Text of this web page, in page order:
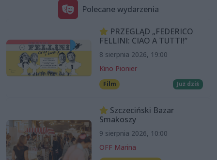
Polecane wydarzenia
PRZEGLĄD „FEDERICO
FELLINI: CIAO A TUTTI!”
8 sierpnia 2026, 19:00
Kino Pionier
Film Już dziś
Szczeciński Bazar
Smakoszy
9 sierpnia 2026, 10:00
OFF Marina